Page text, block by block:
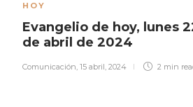
HOY
Evangelio de hoy, lunes
de abril de 2024
Comunicación, 15 abril, 2024 2 min